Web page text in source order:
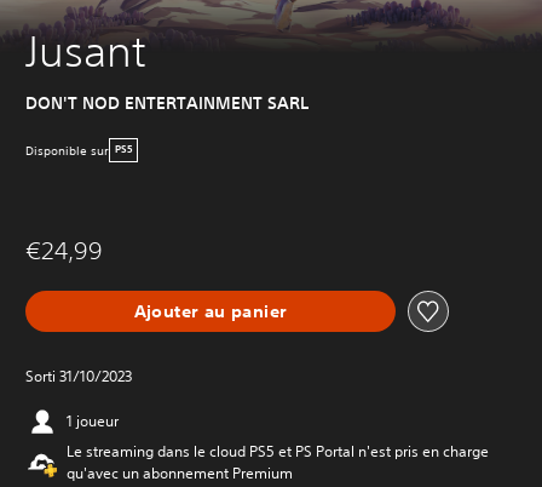
Jusant
DON'T NOD ENTERTAINMENT SARL
Disponible sur PS5
€24,99
Ajouter au panier
Sorti 31/10/2023
1 joueur
Le streaming dans le cloud PS5 et PS Portal n'est pris en charge
qu'avec un abonnement Premium